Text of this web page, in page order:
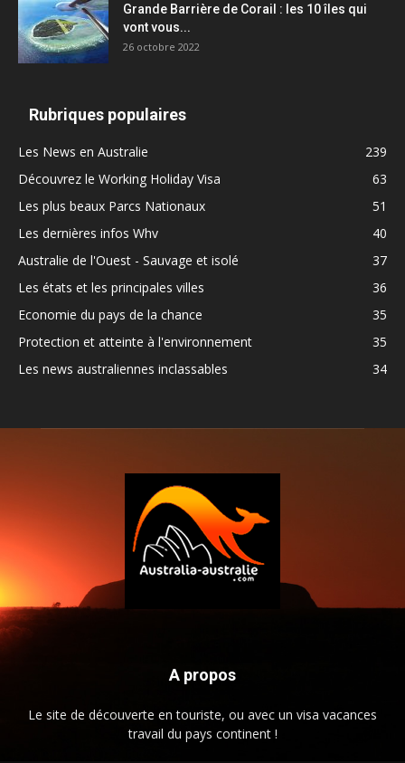
Grande Barrière de Corail : les 10 îles qui
vont vous...
26 octobre 2022
Rubriques populaires
Les News en Australie
239
Découvrez le Working Holiday Visa
63
Les plus beaux Parcs Nationaux
51
Les dernières infos Whv
40
Australie de l'Ouest - Sauvage et isolé
37
Les états et les principales villes
36
Economie du pays de la chance
35
Protection et atteinte à l'environnement
35
Les news australiennes inclassables
34
A propos
Le site de découverte en touriste, ou avec un visa vacances
travail du pays continent !